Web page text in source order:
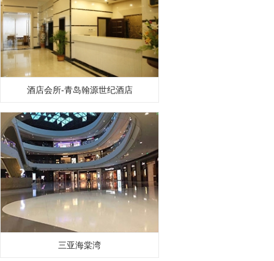
酒店会所-青岛翰源世纪酒店
三亚海棠湾